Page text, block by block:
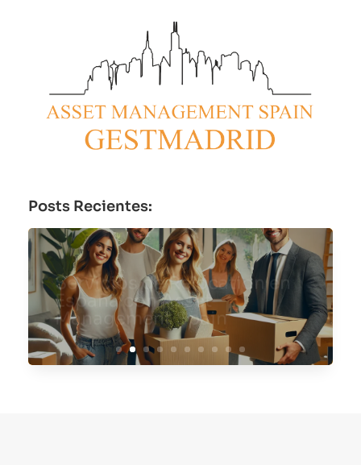
Posts Recientes:
Servicios de Relocation en
España con Asset
Management Spain